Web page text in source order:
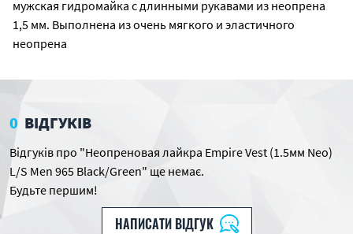
мужская гидромайка с длинными рукавами из неопрена
1,5 мм. Выполнена из очень мягкого и эластичного
неопрена
0 ВІДГУКІВ
Відгуків про "Неопреновая лайкра Empire Vest (1.5мм Neo)
L/S Men 965 Black/Green" ще немає.
Будьте першим!
НАПИСАТИ ВІДГУК